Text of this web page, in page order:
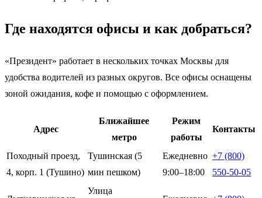
Где находятся офисы и как добраться?
«Президент» работает в нескольких точках Москвы для
удобства водителей из разных округов. Все офисы оснащены
зоной ожидания, кофе и помощью с оформлением.
Адрес
Ближайшее
метро
Режим
работы
Контакты
Походный проезд,
4, корп. 1 (Тушино)
Тушинская (5
мин пешком)
Ежедневно
9:00–18:00
+7 (800)
550-50-05
Улица